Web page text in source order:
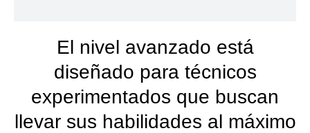
El nivel avanzado está
diseñado para técnicos
experimentados que buscan
llevar sus habilidades al máximo